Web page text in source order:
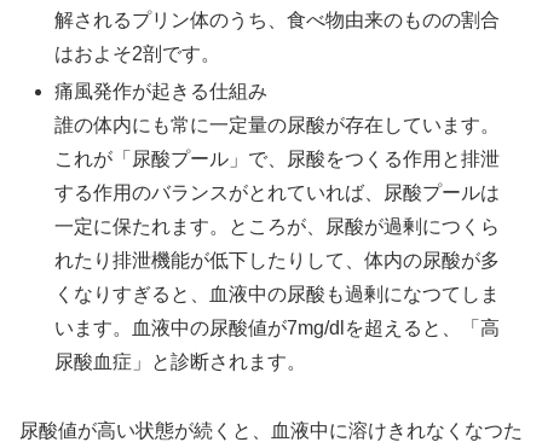
解されるプリン体のうち、食べ物由来のものの割合
はおよそ2剖です。
痛風発作が起きる仕組み
誰の体内にも常に一定量の尿酸が存在しています。
これが「尿酸プール」で、尿酸をつくる作用と排泄
する作用のバランスがとれていれば、尿酸プールは
一定に保たれます。ところが、尿酸が過剰につくら
れたり排泄機能が低下したりして、体内の尿酸が多
くなりすぎると、血液中の尿酸も過剰になつてしま
います。血液中の尿酸値が7mg/dlを超えると、「高
尿酸血症」と診断されます。
尿酸値が高い状態が続くと、血液中に溶けきれなくなつた